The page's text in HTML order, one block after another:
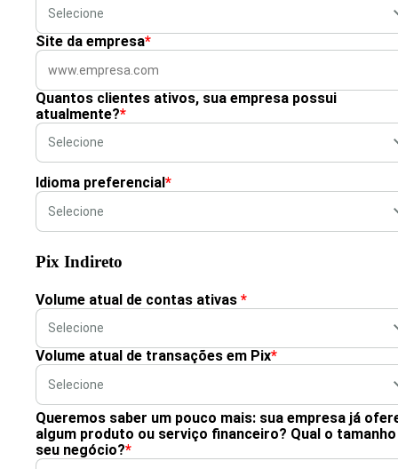
Site da empresa*
Quantos clientes ativos, sua empresa possui
atualmente?*
Idioma preferencial *
Pix Indireto
Volume atual de contas ativas *
Volume atual de transações em Pix*
Queremos saber um pouco mais: sua empresa já
algum produto ou serviço financeiro? Qual o
seu negócio?*